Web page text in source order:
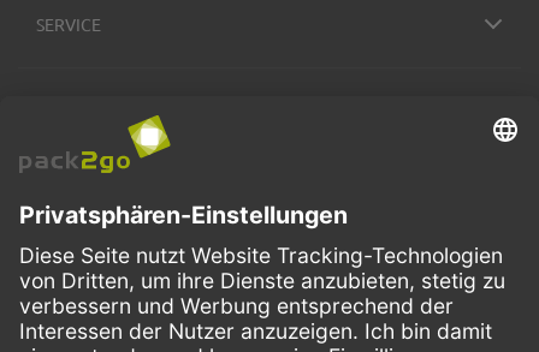
SERVICE
VERSANDARTEN